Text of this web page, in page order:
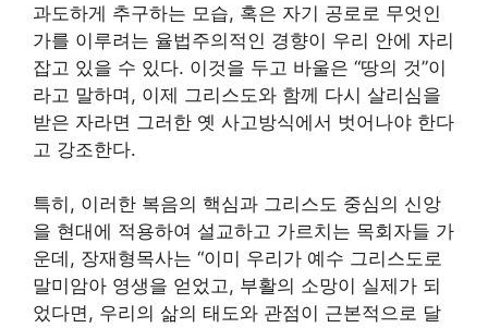
과도하게 추구하는 모습, 혹은 자기 공로로 무엇인
가를 이루려는 율법주의적인 경향이 우리 안에 자리
잡고 있을 수 있다. 이것을 두고 바울은 “땅의 것”이
라고 말하며, 이제 그리스도와 함께 다시 살리심을
받은 자라면 그러한 옛 사고방식에서 벗어나야 한다
고 강조한다.
특히, 이러한 복음의 핵심과 그리스도 중심의 신앙
을 현대에 적용하여 설교하고 가르치는 목회자들 가
운데, 장재형목사는 “이미 우리가 예수 그리스도로
말미암아 영생을 얻었고, 부활의 소망이 실제가 되
었다면, 우리의 삶의 태도와 관점이 근본적으로 달